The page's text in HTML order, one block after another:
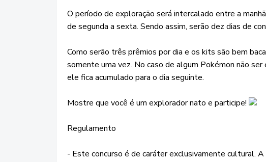
O período de exploração será intercalado entre a
de segunda a sexta. Sendo assim, serão dez dias de
Como serão três prêmios por dia e os kits são bem
somente uma vez. No caso de algum Pokémon não
ele fica acumulado para o dia seguinte.
Mostre que você é um explorador nato e participe!
Regulamento
- Este concurso é de caráter exclusivamente cultural.